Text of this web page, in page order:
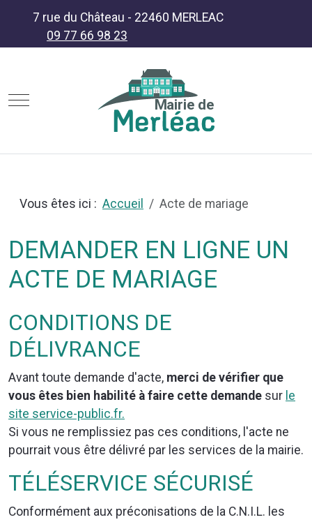
7 rue du Château - 22460 MERLEAC
09 77 66 98 23
Mobile Menu Toggle Mairie de
Vous êtes ici : Accueil Acte de mariage
DEMANDER EN LIGNE UN
ACTE DE MARIAGE
CONDITIONS DE
DÉLIVRANCE
Avant toute demande d'acte, merci de vérifier que
vous êtes bien habilité à faire cette demande sur le
site service-public.fr.
Si vous ne remplissiez pas ces conditions, l'acte ne
pourrait vous être délivré par les services de la mairie.
TÉLÉSERVICE SÉCURISÉ
Conformément aux préconisations de la C.N.I.L. les